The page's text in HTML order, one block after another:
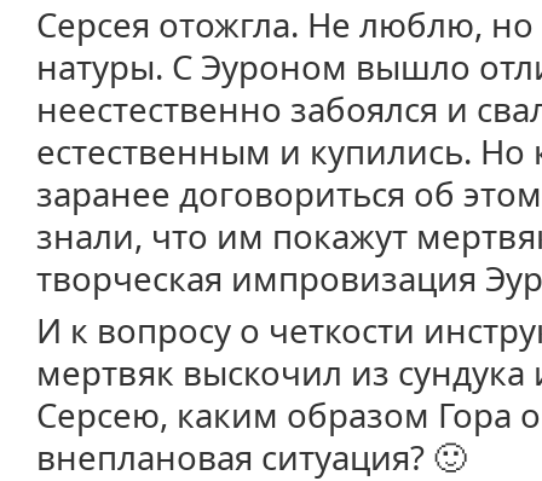
Серсея отожгла. Не люблю,
натуры. С Эуроном вышло
неестественно забоялся и
естественным и купились.
заранее договориться об
знали, что им покажут
творческая импровизация
И к вопросу о четкости
мертвяк выскочил из
Серсею, каким образом Гора
внеплановая ситуация? 🙂